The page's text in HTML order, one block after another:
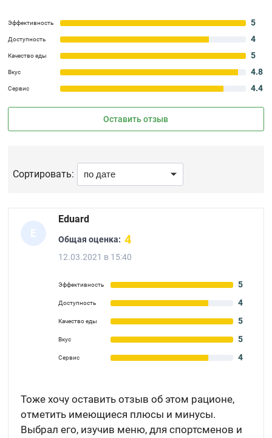
Эффективность 5
Доступность 4
Качество еды 5
Вкус 4.8
Сервис 4.4
Оставить отзыв
Сортировать:
E
Eduard
Общая оценка: 4
12.03.2021 в 15:40
Эффективность 5
Доступность 4
Качество еды 5
Вкус 5
Сервис 4
Тоже хочу оставить отзыв об этом рационе,
отметить имеющиеся плюсы и минусы.
Выбрал его, изучив меню, для спортсменов и